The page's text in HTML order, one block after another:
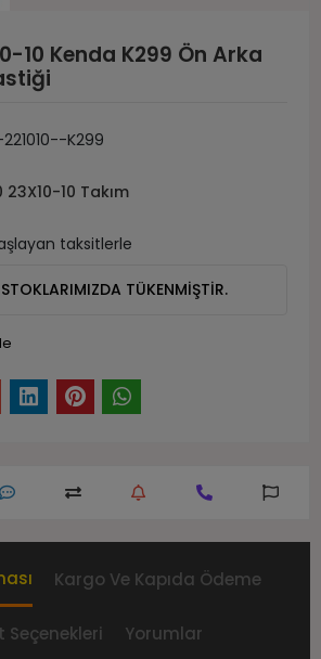
10 Kenda K299 Ön Arka
K299
23X10-10 Takım
taksitlerle
TÜKENMİŞTİR.
Kargo Ve Kapıda Ödeme
Seçenekleri Yorumlar